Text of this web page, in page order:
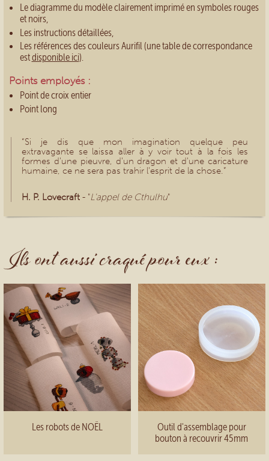
Le diagramme du modèle clairement imprimé en symboles rouges
et noirs,
Les instructions détaillées,
Les références des couleurs Aurifil (une table de correspondance
estdisponible ici).
Points employés :
Point de croix entier
Point long
“Si je dis que mon imagination quelque peu
extravagante se laissa aller à y voir tout à la fois les
formes d'une pieuvre, d'un dragon et d'une caricature
humaine, ce ne sera pas trahir l'esprit de la chose.”
H. P. Lovecraft - "L'appel de Cthulhu"
Ils ont aussi craqué pour eux :
Les robots de NOËL
Outil d'assemblage pour
bouton à recouvrir 45mm